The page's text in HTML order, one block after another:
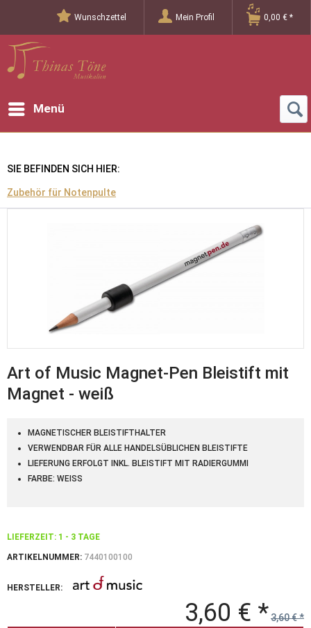
Wunschzettel Mein Profil 0,00 € *
Menü
SIE BEFINDEN SICH HIER:
Zubehör für Notenpulte
Art of Music Magnet-Pen Bleistift mit
Magnet - weiß
MAGNETISCHER BLEISTIFTHALTER
VERWENDBAR FÜR ALLE HANDELSÜBLICHEN BLEISTIFTE
LIEFERUNG ERFOLGT INKL. BLEISTIFT MIT RADIERGUMMI
FARBE: WEISS
LIEFERZEIT: 1 - 3 TAGE
ARTIKELNUMMER: 7440100100
HERSTELLER:
3,60 € *3,60 € *